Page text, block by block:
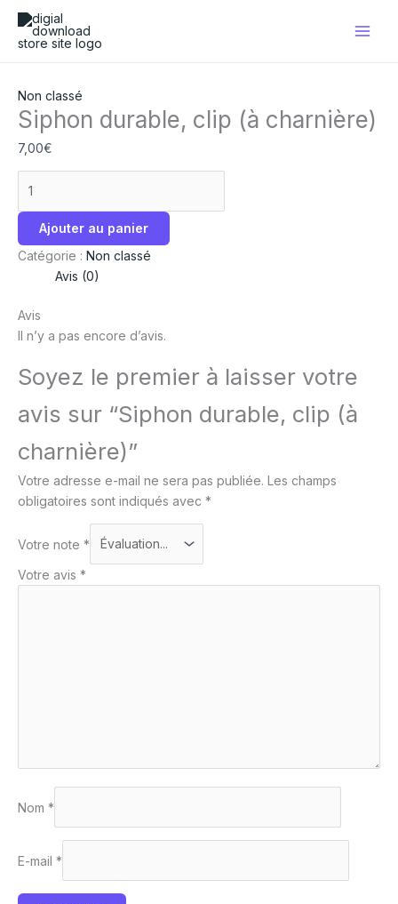
Aller
contenu
Non classé
Siphon durable, clip (à charnière)
7,00€
quantité
de
Siphon
clip
(à
charnière)
Ajouter au panier
Catégorie : Non classé
Avis (0)
Avis
Il n’y a pas encore d’avis.
Soyez le premier à laisser votre
avis sur “Siphon durable, clip (à
charnière)”
Votre adresse e-mail ne sera pas publiée. Les champs
obligatoires sont indiqués avec *
Votre note *
Votre avis *
Nom *
E-mail *
Les
options